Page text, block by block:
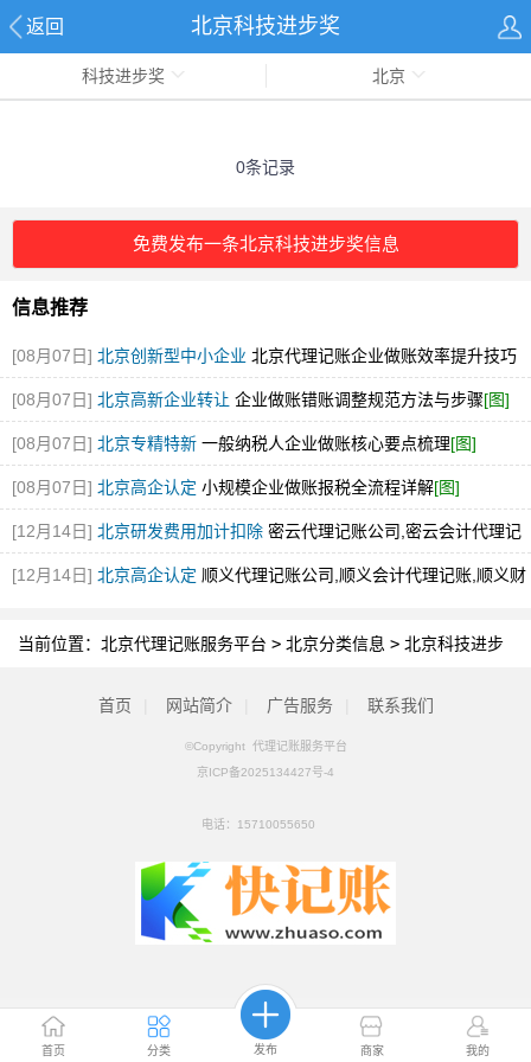
返回 北京科技进步奖
首页 分类 发布 商家 我的
科技进步奖 北京
0条记录
免费发布一条北京科技进步奖信息
信息推荐
[08月07日] 北京创新型中小企业 北京代理记账企业做账效率提升技巧
[图]
[08月07日] 北京高新企业转让 企业做账错账调整规范方法与步骤[图]
[08月07日] 北京专精特新 一般纳税人企业做账核心要点梳理[图]
[08月07日] 北京高企认定 小规模企业做账报税全流程详解[图]
[12月14日] 北京研发费用加计扣除 密云代理记账公司,密云会计代理记
账,密云财税代理记账公司[图]
[12月14日] 北京高企认定 顺义代理记账公司,顺义会计代理记账,顺义财
当前位置： 北京代理记账服务平台 > 北京分类信息 > 北京科技进步
首页 网站简介 广告服务 联系我们
©Copyright 代理记账服务平台
京ICP备2025134427号-4
电话： 15710055650